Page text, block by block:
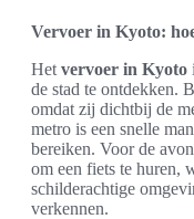
Vervoer in Kyoto:
Het vervoer in Kyoto
de stad te ontdekken.
omdat zij dichtbij de
metro is een snelle
bereiken. Voor de
om een fiets te huren,
schilderachtige
verkennen.